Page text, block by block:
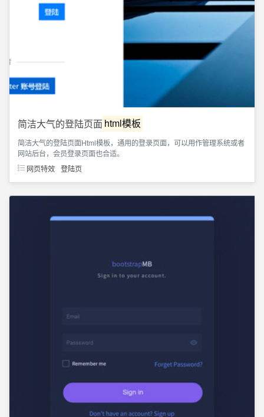
简洁大气的登陆页面 html模板
简洁大气的登陆页面Html模板，通用的登录页面，可以用作管理系统或者
网站后台，会员登录页面也合适。
网页特效 登陆页